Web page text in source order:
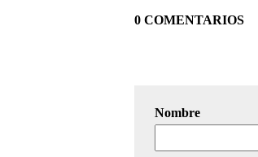
0 COMENTARIOS
Nombre